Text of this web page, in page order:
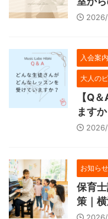
入会案内
大人の
【Q
ます
お知らせ
保育
策｜